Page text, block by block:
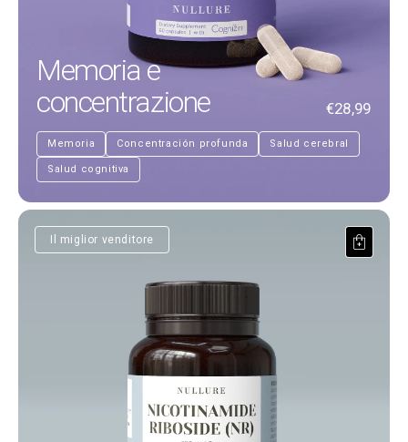
Memoria e
concentrazione
€28,99
Memoria Concentración profunda Salud cerebral
Salud cognitiva
Nicotinamide Riboside
Il miglior venditore